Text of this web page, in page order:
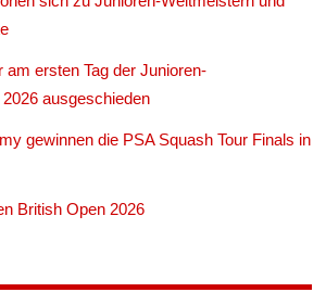
am ersten Tag der Junioren-
ausgeschieden
gewinnen die PSA Squash Tour Finals in
British Open 2026